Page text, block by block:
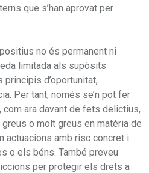
que s’han aprovat per
no és permanent ni
limitada als supòsits
principis d’oportunitat,
Per tant, només se’n pot fer
ara davant de fets delictius,
o molt greus en matèria de
actuacions amb risc concret i
o els béns. També preveu
per protegir els drets a